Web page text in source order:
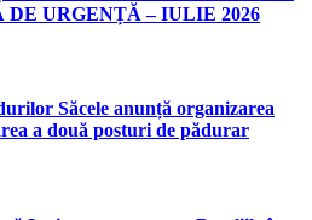
URGENȚĂ – IULIE 2026
Săcele anunță organizarea
a două posturi de pădurar